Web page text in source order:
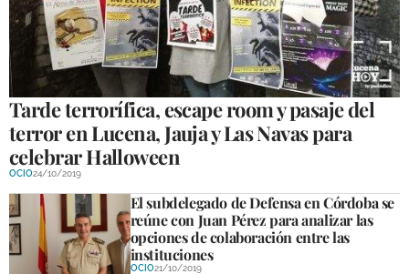
Tarde terrorífica, escape room y pasaje del
terror en Lucena, Jauja y Las Navas para
celebrar Halloween
OCIO24/10/2019
El subdelegado de Defensa en Córdoba se
reúne con Juan Pérez para analizar las
opciones de colaboración entre las
instituciones
OCIO21/10/2019